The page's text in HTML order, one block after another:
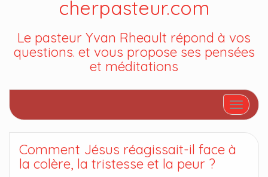
cherpasteur.com
Le pasteur Yvan Rheault répond à vos
questions. et vous propose ses pensées
et méditations
Afficher/
Comment Jésus réagissait-il face à
la colère, la tristesse et la peur ?